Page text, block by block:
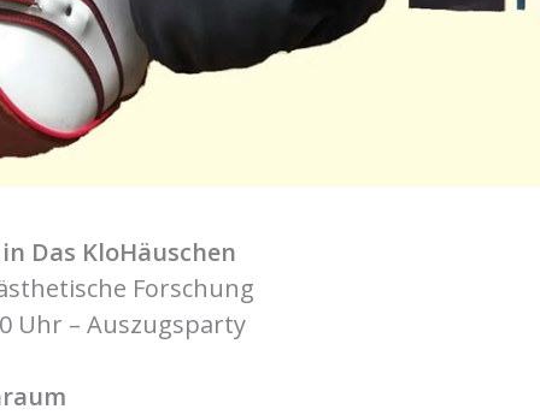
in Das KloHäuschen
Forschung
Uhr – Auszugsparty